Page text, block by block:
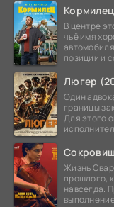
В центре
чьё имя
позиции и
Люгер
Один
границы
Для этого
Жизнь
прошлого,
навсегда.